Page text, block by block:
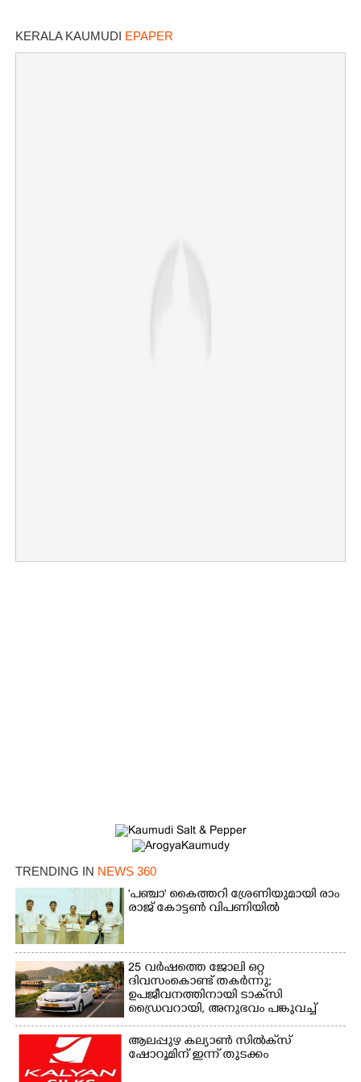
KERALA KAUMUDI EPAPER
TRENDING IN NEWS 360
'​പ​ഞ്ചാ​'​ ​കൈ​ത്ത​റി​ ​ശ്രേ​ണി​യു​മാ​യി​ ​രാം​
രാ​ജ് ​കോ​ട്ടൺ വിപണിയിൽ
25 വർഷത്തെ ജോലി ഒറ്റ
ദിവസംകൊണ്ട് തകർന്നു;
ഉപജീവനത്തിനായി ടാക്‌സി
ഡ്രൈവറായി,​ അനുഭവം പങ്കുവച്ച്
യുവതി
ആലപ്പുഴ കല്യാൺ സിൽക്‌സ്
ഷോറൂമിന് ഇന്ന് തുടക്കം